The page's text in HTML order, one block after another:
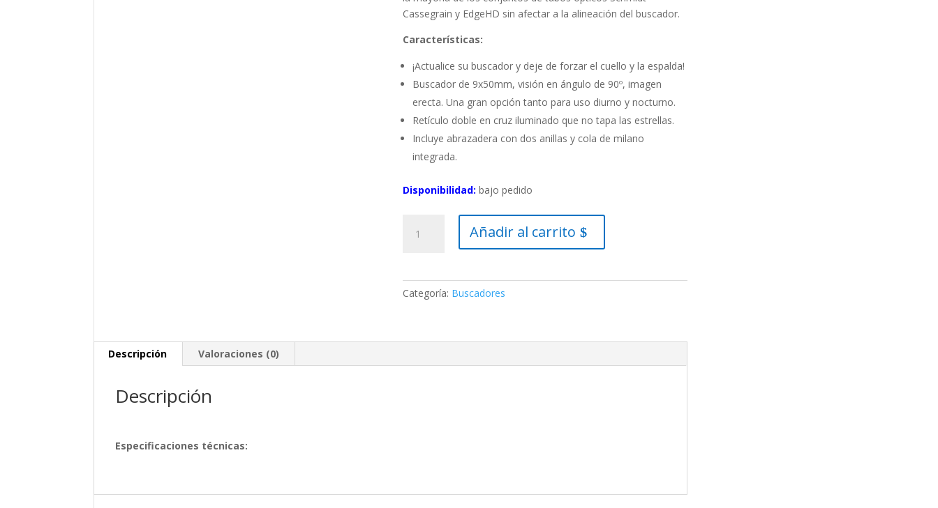
Cassegrain y EdgeHD sin afectar a la alineación del buscador.
Características:
¡Actualice su buscador y deje de forzar el cuello y la espalda!
Buscador de 9x50mm, visión en ángulo de 90º, imagen
erecta. Una gran opción tanto para uso diurno y nocturno.
Retículo doble en cruz iluminado que no tapa las estrellas.
Incluye abrazadera con dos anillas y cola de milano
integrada.
Disponibilidad: bajo pedido
9x50
(Celestron)
cantidad
Añadir al carrito
Categoría: Buscadores
Descripción Valoraciones (0)
Descripción
Especificaciones técnicas: